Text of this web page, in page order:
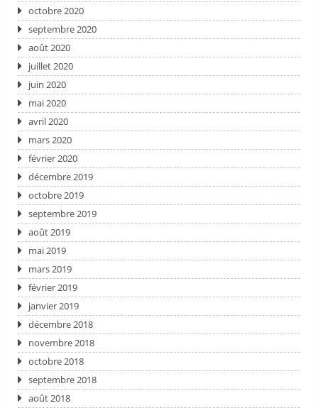
octobre 2020
septembre 2020
août 2020
juillet 2020
juin 2020
mai 2020
avril 2020
mars 2020
février 2020
décembre 2019
octobre 2019
septembre 2019
août 2019
mai 2019
mars 2019
février 2019
janvier 2019
décembre 2018
novembre 2018
octobre 2018
septembre 2018
août 2018